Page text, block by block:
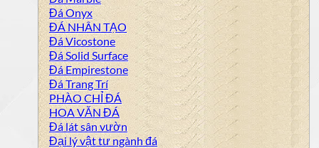
Đá Onyx
ĐÁ NHÂN TẠO
Đá Vicostone
Đá Solid Surface
Đá Empirestone
Đá Trang Trí
PHÀO CHỈ ĐÁ
HOA VĂN ĐÁ
Đá lát sân vườn
Đại lý vật tư ngành đá